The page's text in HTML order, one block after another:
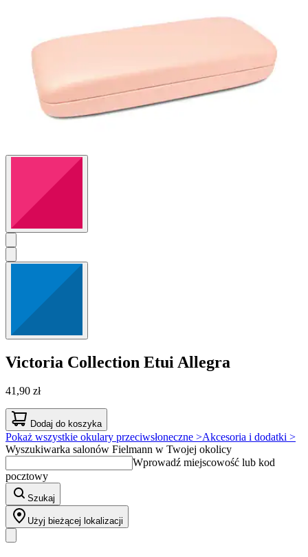
Victoria Collection Etui Allegra
41,90 zł
Dodaj do koszyka
Pokaż wszystkie okulary przeciwsłoneczne >Akcesoria i dodatki >
Wyszukiwarka salonów Fielmann w Twojej okolicy
Wprowadź miejscowość lub kod
pocztowy
Szukaj
Użyj bieżącej lokalizacji